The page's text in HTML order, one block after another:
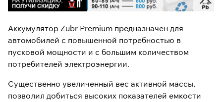
Аккумулятор Zubr Premium предназначен для
автомобилей с повышенной потребностью в
пусковой мощности и с большим количеством
потребителей электроэнергии.
Существенно увеличенный вес активной массы,
позволил добиться высоких показателей емкости